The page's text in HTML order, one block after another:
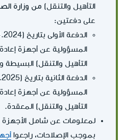
التأهيل والتنقل) من وزارة
على دفعتين:
المسؤولية عن أجهزة إعادة
التأهيل والتنقل) البسيطة
المسؤولية عن أجهزة إعادة
التأهيل والتنقل) المعقدة.
لمعلومات عن شامل الأجهزة
بموجب الإصلاحات، راجعوا